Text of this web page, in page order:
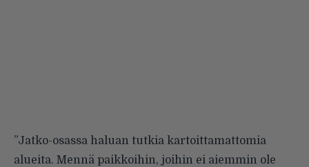
”Jatko-osassa haluan tutkia kartoittamattomia
alueita. Mennä paikkoihin, joihin ei aiemmin ole